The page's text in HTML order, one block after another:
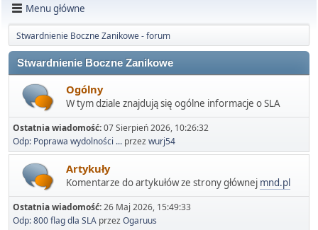
Menu główne
Stwardnienie Boczne Zanikowe - forum
Stwardnienie Boczne Zanikowe
Ogólny
W tym dziale znajdują się ogólne informacje o SLA
Ostatnia wiadomość:07 Sierpień 2026, 10:26:32
Odp: Poprawa wydolności ... przezwurj54
Artykuły
Komentarze do artykułów ze strony głównej mnd.pl
Ostatnia wiadomość:26 Maj 2026, 15:49:33
Odp: 800 flag dla SLA przezOgaruus